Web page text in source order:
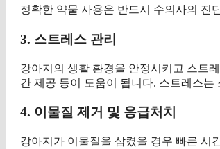
정확한 약물 사용은 반드시 수의사의 진
3. 스트레스 관리
강아지의 생활 환경을 안정시키고 스트
간 제공 등이 도움이 됩니다. 스트레스
4. 이물질 제거 및 응급처치
강아지가 이물질을 삼켰을 경우 빠른 시